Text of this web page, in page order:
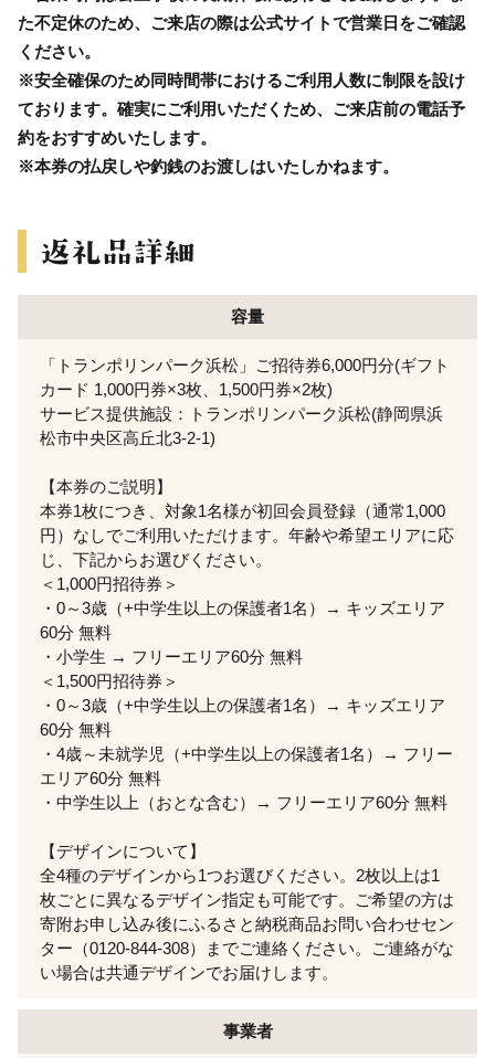
た不定休のため、ご来店の際は公式サイトで営業日をご確認
ください。
※安全確保のため同時間帯におけるご利用人数に制限を設け
ております。確実にご利用いただくため、ご来店前の電話予
約をおすすめいたします。
※本券の払戻しや釣銭のお渡しはいたしかねます。
容量
「トランポリンパーク浜松」ご招待券6,000円分(ギフト
カード 1,000円券×3枚、1,500円券×2枚)
サービス提供施設：トランポリンパーク浜松(静岡県浜
松市中央区高丘北3-2-1)
【本券のご説明】
本券1枚につき、対象1名様が初回会員登録（通常1,000
円）なしでご利用いただけます。年齢や希望エリアに応
じ、下記からお選びください。
＜1,000円招待券＞
・0～3歳（+中学生以上の保護者1名）→ キッズエリア
60分 無料
・小学生 → フリーエリア60分 無料
＜1,500円招待券＞
・0～3歳（+中学生以上の保護者1名）→ キッズエリア
60分 無料
・4歳～未就学児（+中学生以上の保護者1名）→ フリー
エリア60分 無料
・中学生以上（おとな含む）→ フリーエリア60分 無料
【デザインについて】
全4種のデザインから1つお選びください。2枚以上は1
枚ごとに異なるデザイン指定も可能です。ご希望の方は
寄附お申し込み後にふるさと納税商品お問い合わせセン
ター（0120-844-308）までご連絡ください。ご連絡がな
い場合は共通デザインでお届けします。
事業者